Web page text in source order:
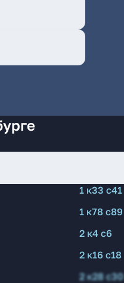
1 к33 с41
1 к78 с89
2 к4 с6
2 к16 с18
2 к28 с30